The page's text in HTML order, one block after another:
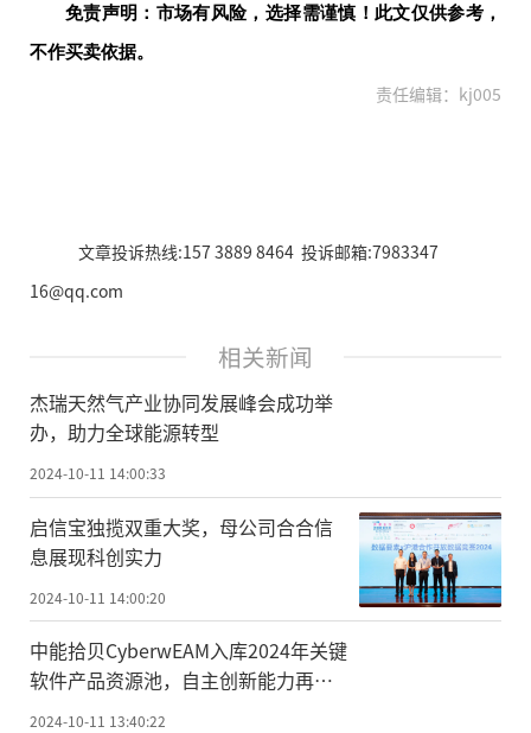
免责声明：市场有风险，选择需谨慎！此文仅供参考，
不作买卖依据。
责任编辑：kj005
文章投诉热线:157 3889 8464 投诉邮箱:7983347
16@qq.com
相关新闻
杰瑞天然气产业协同发展峰会成功举
办，助力全球能源转型
2024-10-11 14:00:33
启信宝独揽双重大奖，母公司合合信
息展现科创实力
2024-10-11 14:00:20
中能拾贝CyberwEAM入库2024年关键
软件产品资源池，自主创新能力再获
认可！
2024-10-11 13:40:22